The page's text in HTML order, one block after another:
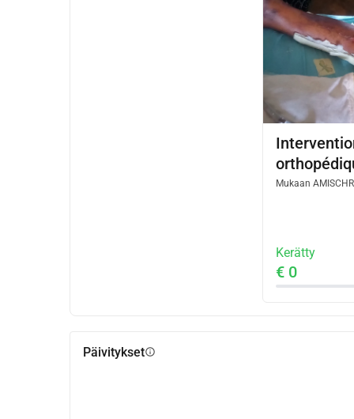
Mukaan
Kerätty
€ 0
Päivityksetinfo